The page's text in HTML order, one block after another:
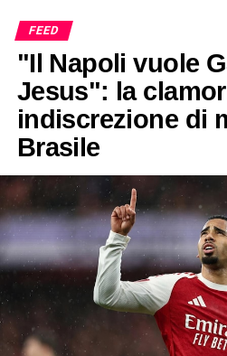
FEED
"Il Napoli vuole
Jesus": la
indiscrezione di
Brasile